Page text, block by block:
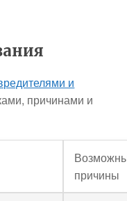
и
причинами и
причины